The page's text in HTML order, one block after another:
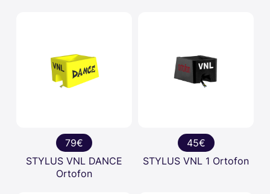
79€
STYLUS VNL DANCE
Ortofon
45€
STYLUS VNL 1 Ortofon